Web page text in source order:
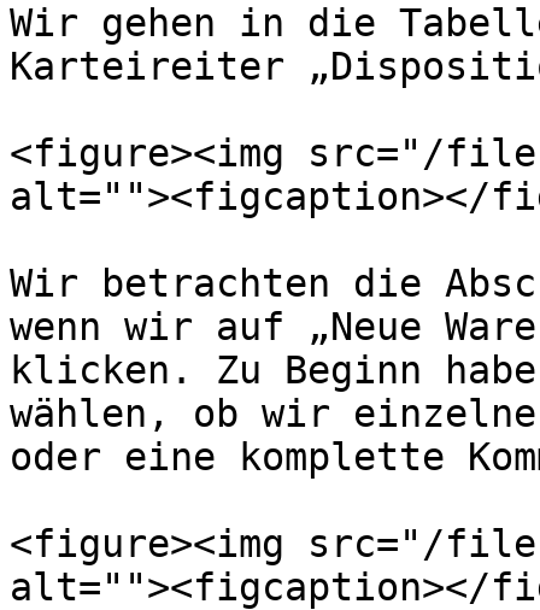
Wir gehen in die
Karteireiter
<figure><img src="/files/
alt=""><figcaption></
Wir betrachten die
wenn wir auf „Neue
klicken. Zu Beginn
wählen, ob wir
oder eine komplette
<figure><img src="/files/
alt=""><figcaption></